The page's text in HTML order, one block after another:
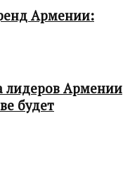
Армении:
лидеров Армении
будет